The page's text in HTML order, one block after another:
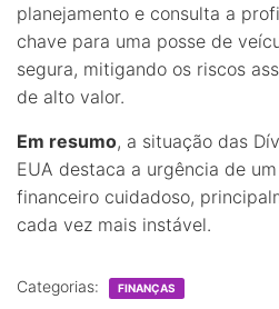
planejamento e consulta a
chave para uma posse de
segura, mitigando os riscos
de alto valor.
Em resumo, a situação das
EUA destaca a urgência de
financeiro cuidadoso,
cada vez mais instável.
Categorias: FINANÇAS